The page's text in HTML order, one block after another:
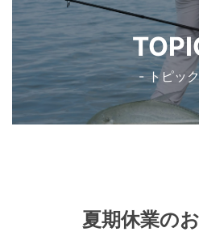
- トピッ
夏期休業の